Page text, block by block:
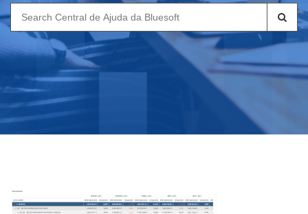
Search
for: